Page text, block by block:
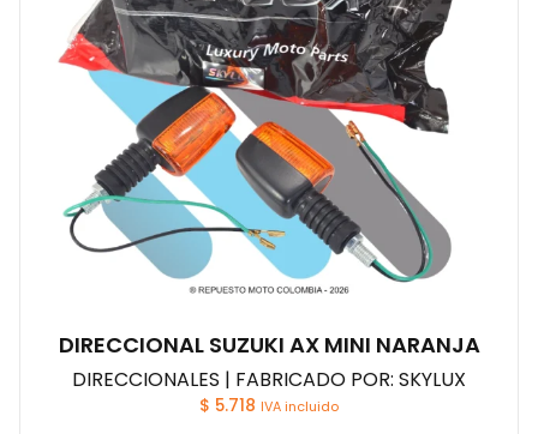
DIRECCIONAL SUZUKI AX MINI NARANJA
DIRECCIONALES | FABRICADO POR: SKYLUX
$ 5.718 IVA incluido